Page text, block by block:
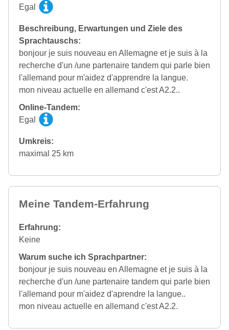
Egal
Beschreibung, Erwartungen und Ziele des
Sprachtauschs:
bonjour je suis nouveau en Allemagne et je suis à la
recherche d'un /une partenaire tandem qui parle bien
l'allemand pour m'aidez d'apprendre la langue.
mon niveau actuelle en allemand c'est A2.2..
Online-Tandem:
Egal
Umkreis:
maximal 25 km
Meine Tandem-Erfahrung
Erfahrung:
Keine
Warum suche ich Sprachpartner:
bonjour je suis nouveau en Allemagne et je suis à la
recherche d'un /une partenaire tandem qui parle bien
l'allemand pour m'aidez d'aprendre la langue..
mon niveau actuelle en allemand c'est A2.2.